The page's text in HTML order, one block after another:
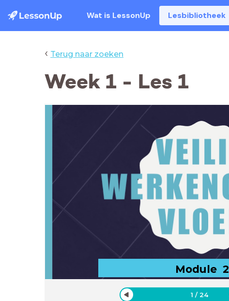
Wat is LessonUp Lesbibliotheek
‹ Terug naar zoeken
Week 1 - Les 1
Module 2
1 /24